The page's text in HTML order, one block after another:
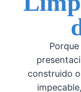
construido